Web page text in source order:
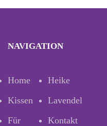
NAVIGATION
Home
Heike
Kissen
Lavendel
Für
Kontakt